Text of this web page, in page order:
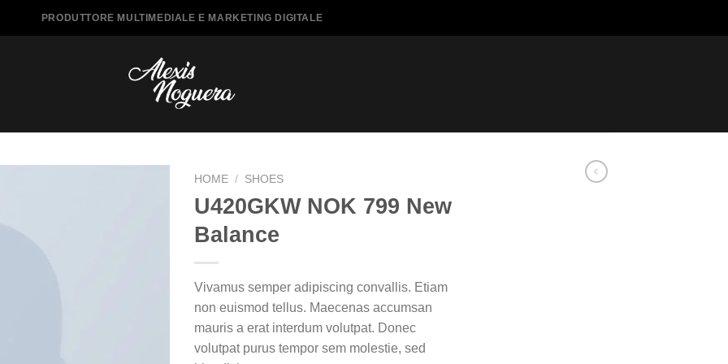
PRODUTTORE MULTIMEDIALE E MARKETING DIGITALE
HOME / SHOES
U420GKW NOK 799 New
Balance
Vivamus semper adipiscing convallis. Etiam
non euismod tellus. Maecenas accumsan
mauris a erat interdum volutpat. Donec
volutpat purus tempor sem molestie, sed